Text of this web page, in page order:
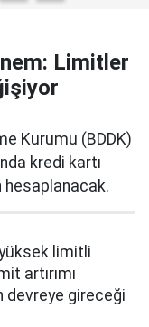
Limitler
Kurumu (BDDK)
kredi kartı
hesaplanacak.
limitli
artırımı
devreye gireceği